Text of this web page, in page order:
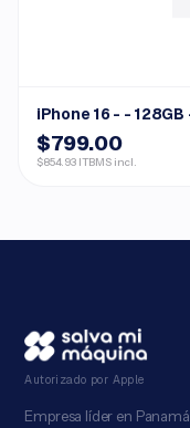
iPhone 16 - - 128GB
$799.00
$854.93 ITBMS incl.
Autorizado por Apple
Empresa líder en